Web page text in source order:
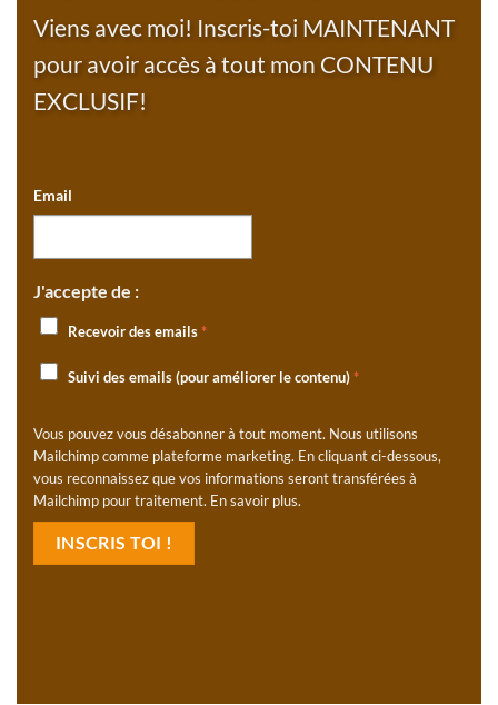
Viens avec moi! Inscris-toi MAINTENANT
pour avoir accès à tout mon CONTENU
EXCLUSIF!
Email
J'accepte de :
Recevoir des emails*
Suivi des emails (pour améliorer le contenu)*
Vous pouvez vous désabonner à tout moment. Nous utilisons
Mailchimp comme plateforme marketing. En cliquant ci-dessous,
vous reconnaissez que vos informations seront transférées à
Mailchimp pour traitement. En savoir plus.